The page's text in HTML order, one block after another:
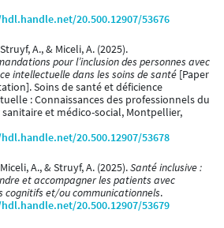
20.500.12907/53676
A., & Miceli, A. (2025).
pour l’inclusion des personnes avec
intellectuelle dans les soins de santé [Paper
Soins de santé et déficience
: Connaissances des professionnels du
et médico-social, Montpellier,
20.500.12907/53678
A., & Struyf, A. (2025).Santé inclusive :
et accompagner les patients avec
cognitifs et/ou communicationnels.
20.500.12907/53679